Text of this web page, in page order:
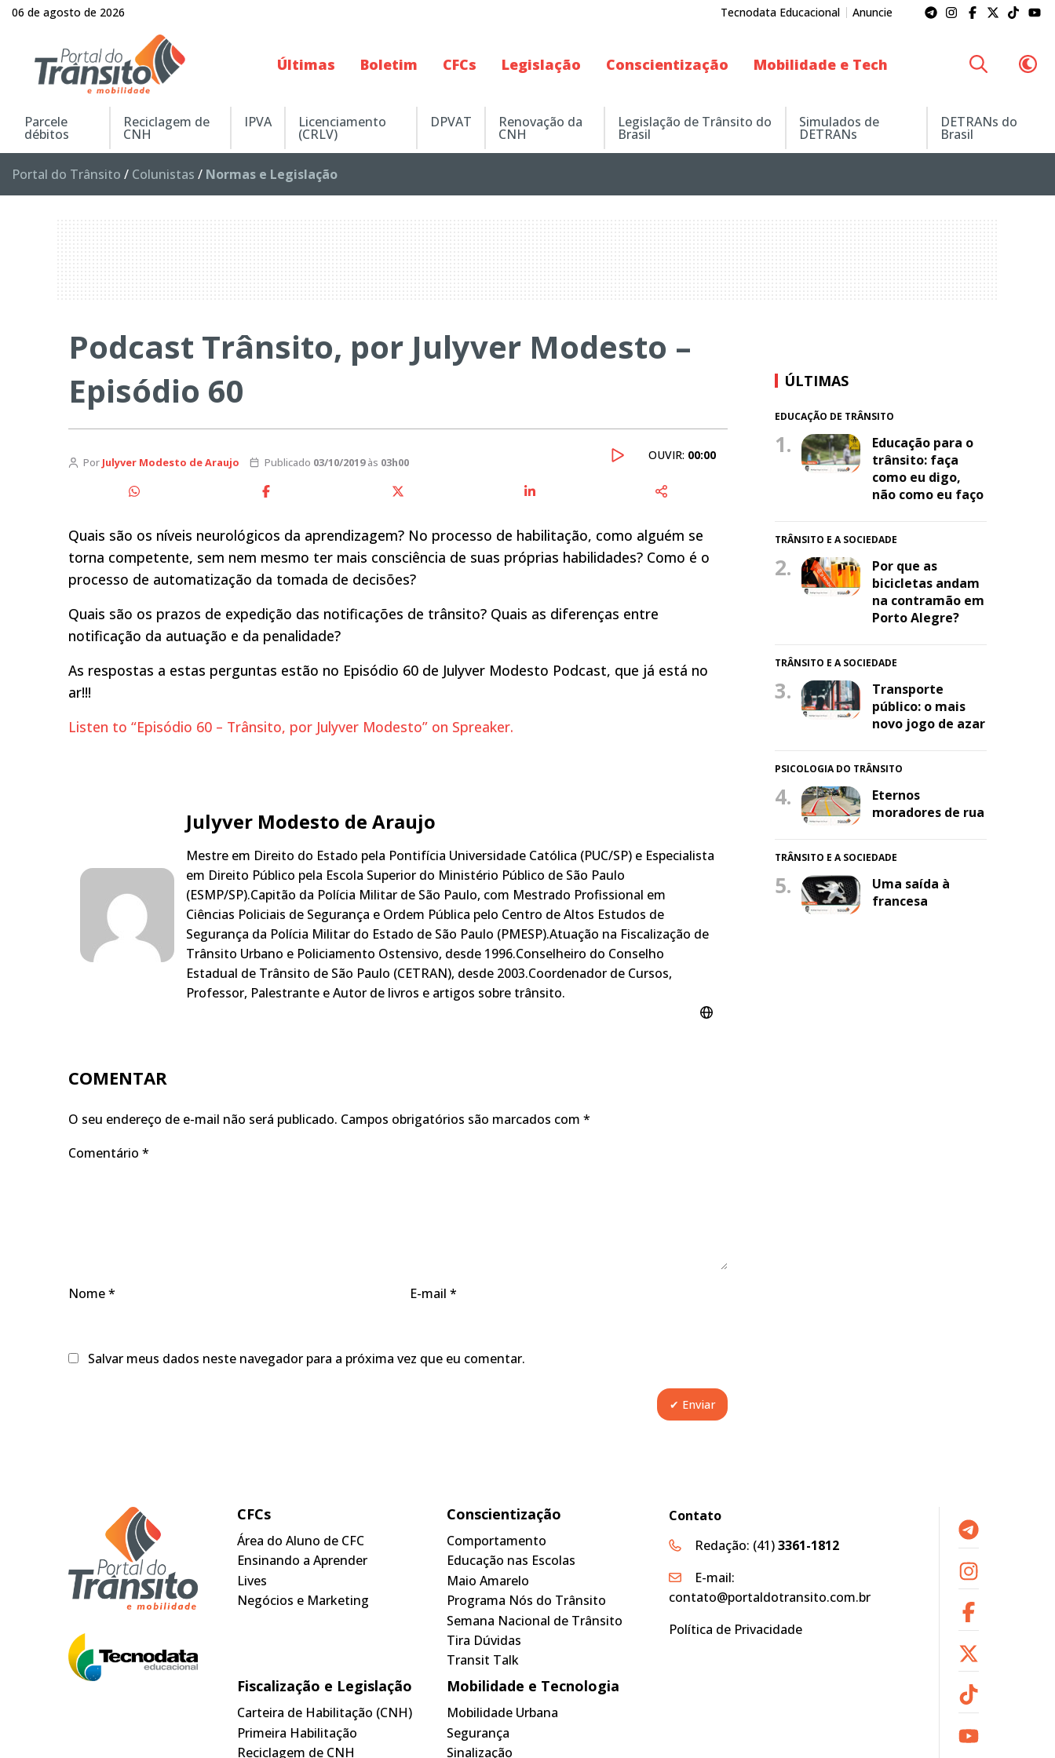
06 de agosto de 2026 Tecnodata Educacional Anuncie
Últimas Boletim CFCs Legislação Conscientização Mobilidade e Tech
Parcele
débitos
Reciclagem de
CNH
IPVA Licenciamento
(CRLV)
DPVAT Renovação da
CNH
Legislação de Trânsito do
Brasil
Simulados de
DETRANs
DETRANs do
Brasil
Portal do Trânsito / Colunistas / Normas e Legislação
Podcast Trânsito, por Julyver Modesto –
Episódio 60
Por Julyver Modesto de Araujo Publicado 03/10/2019às 03h00 OUVIR: 00:00
Quais são os níveis neurológicos da aprendizagem? No processo de habilitação, como alguém se
torna competente, sem nem mesmo ter mais consciência de suas próprias habilidades? Como é o
processo de automatização da tomada de decisões?
Quais são os prazos de expedição das notificações de trânsito? Quais as diferenças entre
notificação da autuação e da penalidade?
As respostas a estas perguntas estão no Episódio 60 de Julyver Modesto Podcast, que já está no
ar!!!
Listen to “Episódio 60 – Trânsito, por Julyver Modesto” on Spreaker.
Julyver Modesto de Araujo
Mestre em Direito do Estado pela Pontifícia Universidade Católica (PUC/SP) e Especialista
em Direito Público pela Escola Superior do Ministério Público de São Paulo
(ESMP/SP).Capitão da Polícia Militar de São Paulo, com Mestrado Profissional em
Ciências Policiais de Segurança e Ordem Pública pelo Centro de Altos Estudos de
Segurança da Polícia Militar do Estado de São Paulo (PMESP).Atuação na Fiscalização de
Trânsito Urbano e Policiamento Ostensivo, desde 1996.​Conselheiro do Conselho
Estadual de Trânsito de São Paulo (CETRAN), desde 2003.Coordenador de Cursos,
Professor, Palestrante e Autor de livros e artigos sobre trânsito.
COMENTAR
O seu endereço de e-mail não será publicado. Campos obrigatórios são marcados com *
Comentário *
Nome* E-mail *
Salvar meus dados neste navegador para a próxima vez que eu comentar.
ÚLTIMAS
EDUCAÇÃO DE TRÂNSITO
1.
Educação para o
trânsito: faça
como eu digo,
não como eu faço
TRÂNSITO E A SOCIEDADE
2.
Por que as
bicicletas andam
na contramão em
Porto Alegre?
TRÂNSITO E A SOCIEDADE
3.
Transporte
público: o mais
novo jogo de azar
PSICOLOGIA DO TRÂNSITO
4.
Eternos
moradores de rua
TRÂNSITO E A SOCIEDADE
5.
Uma saída à
francesa
CFCs
Área do Aluno de CFC
Ensinando a Aprender
Lives
Negócios e Marketing
Conscientização
Comportamento
Educação nas Escolas
Maio Amarelo
Programa Nós do Trânsito
Semana Nacional de Trânsito
Tira Dúvidas
Transit Talk
Fiscalização e Legislação
Carteira de Habilitação (CNH)
Primeira Habilitação
Reciclagem de CNH
Mobilidade e Tecnologia
Mobilidade Urbana
Segurança
Sinalização
Contato
Redação: (41)3361-1812
E-mail:
contato@portaldotransito.com.br
Política de Privacidade